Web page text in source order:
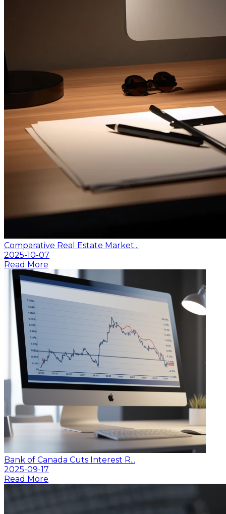
Comparative Real Estate Market...
2025-10-07
Read More
Bank of Canada Cuts Interest R...
2025-09-17
Read More